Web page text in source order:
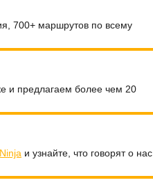
700+ маршрутов по всему
и предлагаем более чем 20
и узнайте, что говорят о нас